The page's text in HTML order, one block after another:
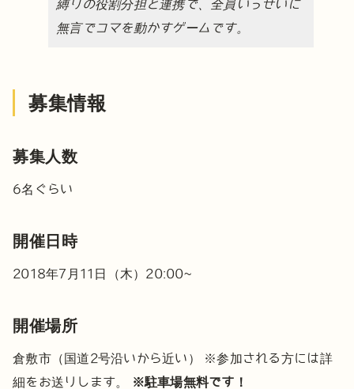
縛りの役割分担と連携で、全員いっせいに
無言でコマを動かすゲームです。
募集情報
募集人数
6名ぐらい
開催日時
2018年7月11日（木）20:00~
開催場所
倉敷市（国道2号沿いから近い）
※参加される方には詳
細をお送りします。
※駐車場無料です！